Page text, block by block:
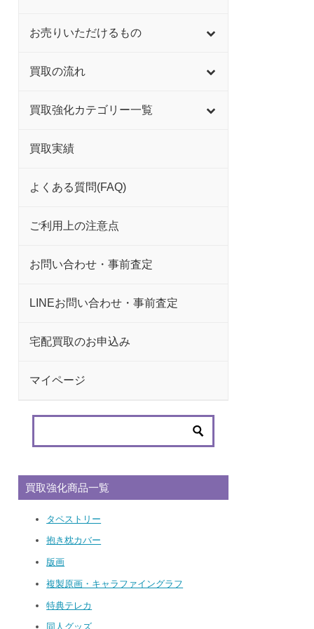
お売りいただけるもの
買取の流れ
買取強化カテゴリー一覧
買取実績
よくある質問(FAQ)
ご利用上の注意点
お問い合わせ・事前査定
LINEお問い合わせ・事前査定
宅配買取のお申込み
マイページ
買取強化商品一覧
タペストリー
抱き枕カバー
版画
複製原画・キャラファイングラフ
特典テレカ
同人グッズ